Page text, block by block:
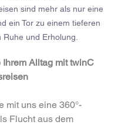
sind mehr als nur eine
ein Tor zu einem tieferen
und Erholung.
Alltag mit twinC
mit uns eine 360°-
Flucht aus dem